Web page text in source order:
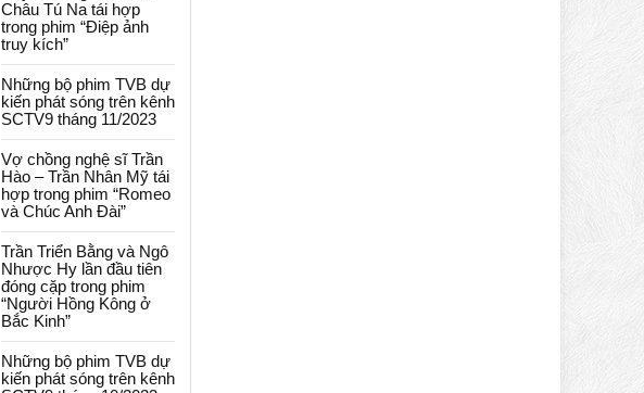
Châu Tú Na tái hợp
trong phim “Điệp ảnh
truy kích”
Những bộ phim TVB dự
kiến phát sóng trên kênh
SCTV9 tháng 11/2023
Vợ chồng nghệ sĩ Trần
Hào – Trần Nhân Mỹ tái
hợp trong phim “Romeo
và Chúc Anh Đài”
Trần Triển Bằng và Ngô
Nhược Hy lần đầu tiên
đóng cặp trong phim
“Người Hồng Kông ở
Bắc Kinh”
Những bộ phim TVB dự
kiến phát sóng trên kênh